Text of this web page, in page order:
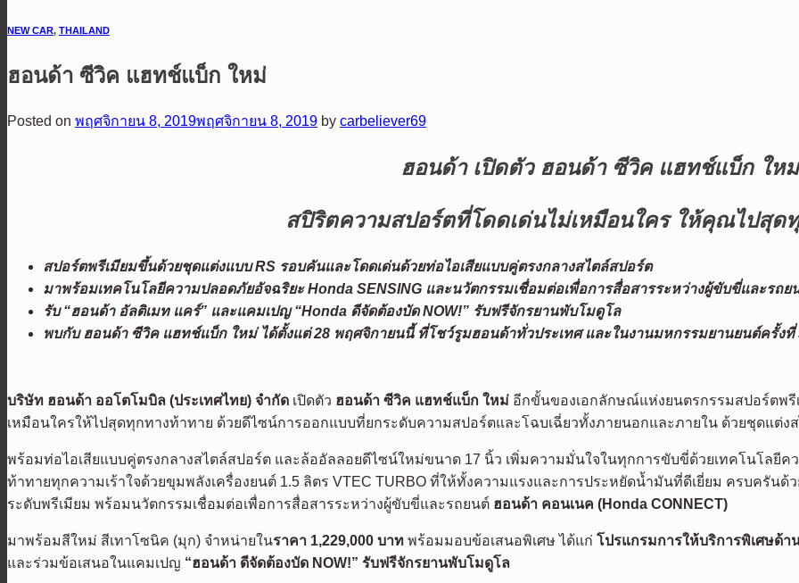
NEW CAR, THAILAND
ฮอนด้า ซีวิค แฮทช์แบ็ก ใหม่
Posted on พฤศจิกายน 8, 2019พฤศจิกายน 8, 2019 by carbeliever69
ฮอนด้า เปิดตัว ฮอนด้า ซีวิค แฮทช์แบ็ก ใหม่
สปิริตความสปอร์ตที่โดดเด่นไม่เหมือนใคร ให้คุณไปสุด
สปอร์ตพรีเมียมขึ้นด้วยชุดแต่งแบบRS รอบคันและโดดเด่นด้วยท่อไอเสียแบบคู่ตรงกลางสไตล์สปอร์ต
มาพร้อมเทคโนโลยีความปลอดภัยอัจฉริยะHonda SENSING และนวัตกรรมเชื่อมต่อเพื่อการสื่อสารระหว่างผู้ขับขี่และรถย
รับ “ฮอนด้า อัลติเมท แคร์” และแคมเปญ “Honda ดีจัดต้องบัด NOW!” รับฟรีจักรยานพับโมดูโล
พบกับ ฮอนด้า ซีวิค แฮทช์แบ็ก ใหม่ ได้ตั้งแต่28 พฤศจิกายนนี้ ที่โชว์รูมฮอนด้าทั่วประเทศ และในงานมหกรรมยานยนต์ครั้งที่
บริษัท ฮอนด้า ออโตโมบิล (ประเทศไทย) จำกัด เปิดตัว ฮอนด้า ซีวิค แฮทช์แบ็ก ใหม่ อีกขั้นของเอกลักษณ์แห่งยนตรกรรมสปอร์ตพ
เหมือนใครให้ไปสุดทุกทางท้าทาย ด้วยดีไซน์การออกแบบที่ยกระดับความสปอร์ตและโฉบเฉี่ยวทั้งภายนอกและภายใน ด้วยชุดแต่ง
พร้อมท่อไอเสียแบบคู่ตรงกลางสไตล์สปอร์ต และล้ออัลลอยดีไซน์ใหม่ขนาด 17 นิ้ว เพิ่มความมั่นใจในทุกการขับขี่ด้วยเทคโนโลยีค
ท้าทายทุกความเร้าใจด้วยขุมพลังเครื่องยนต์ 1.5 ลิตร VTEC TURBO ที่ให้ทั้งความแรงและการประหยัดน้ำมันที่ดีเยี่ยม ครบครัน
ระดับพรีเมียม พร้อมนวัตกรรมเชื่อมต่อเพื่อการสื่อสารระหว่างผู้ขับขี่และรถยนต์ ฮอนด้า คอนเนค (Honda CONNECT)
มาพร้อมสีใหม่ สีเทาโซนิค (มุก) จำหน่ายในราคา 1,229,000 บาท พร้อมมอบข้อเสนอพิเศษ ได้แก่ โปรแกรมการให้บริการพิเศษด้
และร่วมข้อเสนอในแคมเปญ “ฮอนด้า ดีจัดต้องบัด NOW!” รับฟรีจักรยานพับโมดูโล